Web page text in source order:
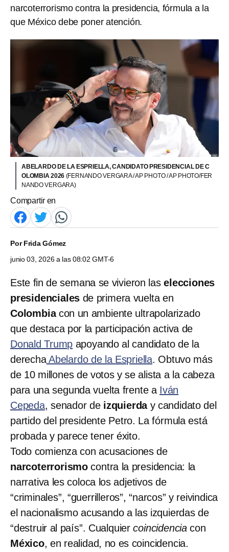
narcoterrorismo contra la presidencia, fórmula a la
que México debe poner atención.
ABELARDO DE LA ESPRIELLA, CANDIDATO PRESIDENCIAL DE C
OLOMBIA 2026 (FERNANDO VERGARA / AP PHOTO / AP PHOTO/FER
NANDO VERGARA)
Compartir en
PorFrida Gómez
junio 03, 2026 a las 08:02 GMT-6
Este fin de semana se vivieron laselecciones
presidenciales de primera vuelta en
Colombiacon un ambiente ultrapolarizado
que destaca por la participación activa de
Donald Trump apoyando al candidato de la
derechaAbelardo de la Espriella. Obtuvo más
de 10 millones de votos y se alista a la cabeza
para una segunda vuelta frente a Iván
Cepeda, senador de izquierday candidato del
partido del presidente Petro. La fórmula está
probada y parece tener éxito.
Todo comienza con acusaciones de
narcoterrorismo contra la presidencia: la
narrativa les coloca los adjetivos de
“criminales”, “guerrilleros”, “narcos” y reivindica
el nacionalismo acusando a las izquierdas de
“destruir al país”. Cualquiercoincidencia con
México, en realidad, no es coincidencia.